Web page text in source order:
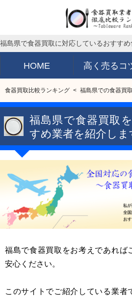
福島県で食器買取に対応しているおすす
HOME 高く売るコ
食器買取比較ランキング 福島県での食器買
福島県で食器買取
すめ業者を紹介しま
福島で食器買取をお考えであれば
安心ください。
このサイトでご紹介している業者